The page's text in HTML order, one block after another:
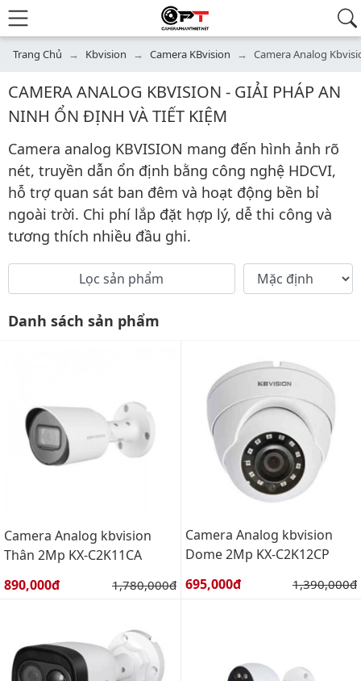
Trang Chủ Kbvision Camera KBvision Camera Analog
CAMERA ANALOG KBVISION - GIẢI PHÁP AN
NINH ỔN ĐỊNH VÀ TIẾT KIỆM
Camera analog KBVISION mang đến hình ảnh rõ
nét, truyền dẫn ổn định bằng công nghệ HDCVI,
hỗ trợ quan sát ban đêm và hoạt động bền bỉ
ngoài trời. Chi phí lắp đặt hợp lý, dễ thi công và
tương thích nhiều đầu ghi.
Lọc sản phẩm
Sắp xếp
Danh sách sản phẩm
Camera Analog kbvision
Thân 2Mp KX-C2K11CA
Giá bán:
890,000đ Giá gốc:
1,780,000đ
Camera Analog kbvision
Dome 2Mp KX-C2K12CP
Giá bán:
695,000đ Giá gốc:
1,390,000đ